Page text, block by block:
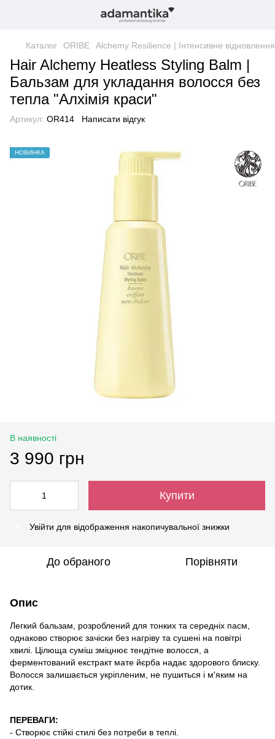
Каталог ORIBE Alchemy Resilience | Інтенсивне відновлення
Hair Alchemy Heatless Styling Balm |
Бальзам для укладання волосся без
тепла "Алхімія краси"
Артикул: OR414 Написати відгук
НОВИНКА
В наявності
3 990 грн
Купити
Увійти для відображення накопичувальної знижки
До обраного Порівняти
Опис
Легкий бальзам, розроблений для тонких та середніх пасм,
однаково створює зачіски без нагріву та сушені на повітрі
хвилі. Цілюща суміш зміцнює тендітне волосся, а
ферментований екстракт мате йєрба надає здорового блиску.
Волосся залишається укріпленим, не пушиться і м'яким на
дотик.
ПЕРЕВАГИ:
- Створює стійкі стилі без потреби в теплі.